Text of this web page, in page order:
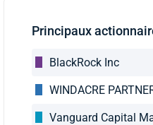
Principaux
BlackRock Inc
WINDACRE
Vanguard Capital